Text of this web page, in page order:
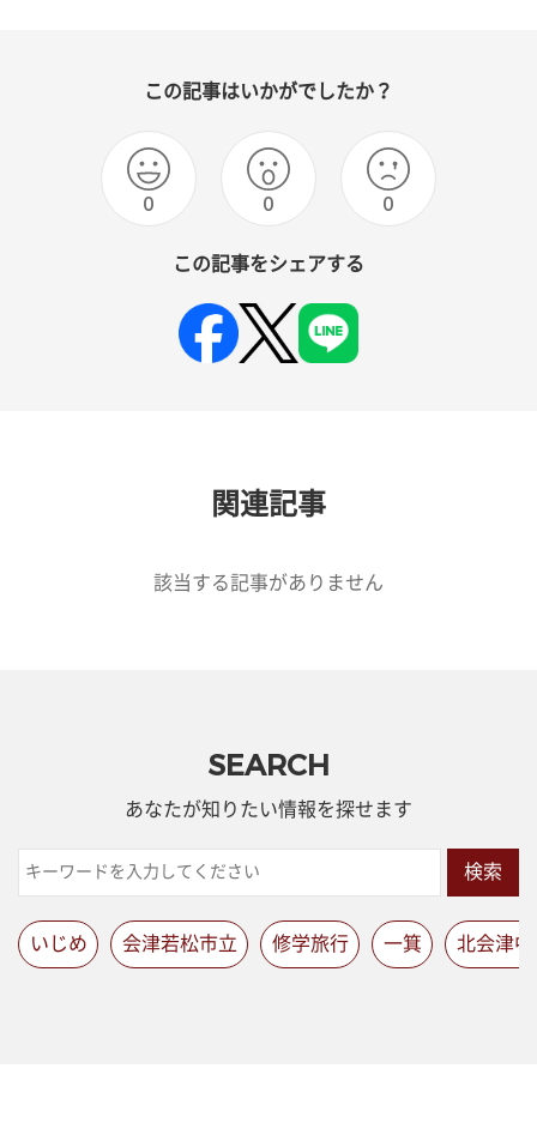
この記事はいかがでしたか？
0 0 0
この記事をシェアする
関連記事
該当する記事がありません
SEARCH
あなたが知りたい情報を探せます
検索
いじめ 会津若松市立 修学旅行 一箕 北会津中